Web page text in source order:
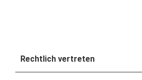
Rechtlich vertreten